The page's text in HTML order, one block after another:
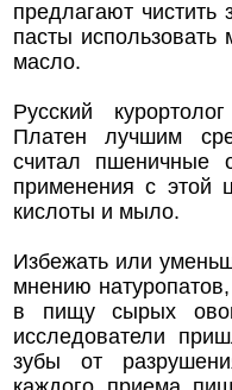
предлагают чистить
пасты использовать
масло.
Русский
Платен лучшим
считал пшеничные
применения с этой
кислоты и мыло.
Избежать или
мнению
в пищу сырых
исследователи
зубы от